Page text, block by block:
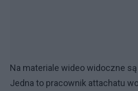
Na materiale wideo widoczne
Jedna to pracownik attachatu